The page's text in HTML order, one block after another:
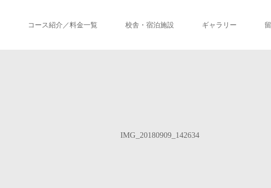
コース紹介／料金一覧 校舎・宿泊施設 ギャラリー
IMG_20180909_142634